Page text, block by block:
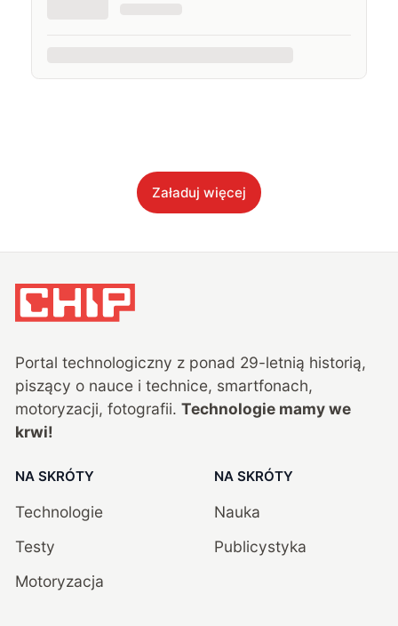
Załaduj więcej
Portal technologiczny z ponad 29-letnią historią,
piszący o nauce i technice, smartfonach,
motoryzacji, fotografii. Technologie mamy we
krwi!
NA SKRÓTY
Technologie
Testy
Motoryzacja
NA SKRÓTY
Nauka
Publicystyka